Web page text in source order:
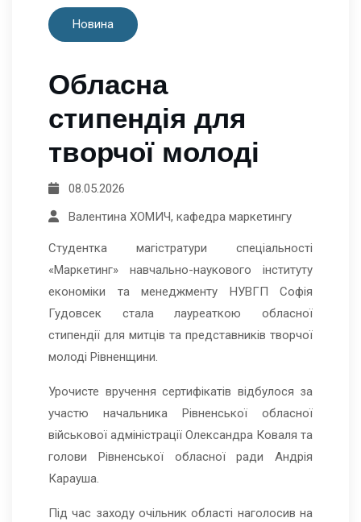
Новина
Обласна
стипендія для
творчої молоді
08.05.2026
Валентина ХОМИЧ, кафедра маркетингу
Студентка магістратури спеціальності
«Маркетинг» навчально-наукового інституту
економіки та менеджменту НУВГП Софія
Гудовсек стала лауреаткою обласної
стипендії для митців та представників творчої
молоді Рівненщини.
Урочисте вручення сертифікатів відбулося за
участю начальника Рівненської обласної
військової адміністрації Олександра Коваля та
голови Рівненської обласної ради Андрія
Карауша.
Під час заходу очільник області наголосив на